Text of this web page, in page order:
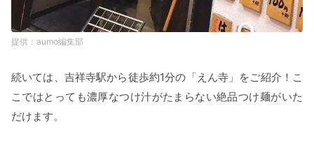
aumo編集部
続いては、吉祥寺駅から徒歩約1分の「えん寺」をご紹介！こ
こではとっても濃厚なつけ汁がたまらない絶品つけ麺がいた
だけます。